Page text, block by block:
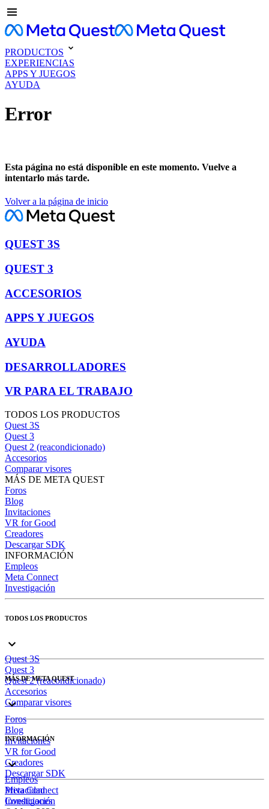
PRODUCTOS
EXPERIENCIAS
APPS Y JUEGOS
AYUDA
Error
Esta página no está disponible en este momento. Vuelve a
intentarlo más tarde.
Volver a la página de inicio
QUEST 3S
QUEST 3
ACCESORIOS
APPS Y JUEGOS
AYUDA
DESARROLLADORES
VR PARA EL TRABAJO
TODOS LOS PRODUCTOS
Quest 3S
Quest 3
Quest 2 (reacondicionado)
Accesorios
Comparar visores
MÁS DE META QUEST
Foros
Blog
Invitaciones
VR for Good
Creadores
Descargar SDK
INFORMACIÓN
Empleos
Meta Connect
Investigación
TODOS LOS PRODUCTOS
Quest 3S
Quest 3
Quest 2 (reacondicionado)
Accesorios
Comparar visores
MÁS DE META QUEST
Foros
Blog
Invitaciones
VR for Good
Creadores
Descargar SDK
INFORMACIÓN
Empleos
Meta Connect
Investigación
Privacidad
Condiciones